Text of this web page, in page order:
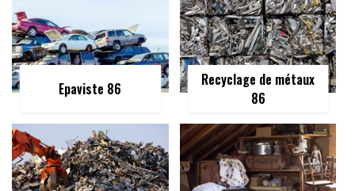
Epaviste 86
Recyclage de métaux
86